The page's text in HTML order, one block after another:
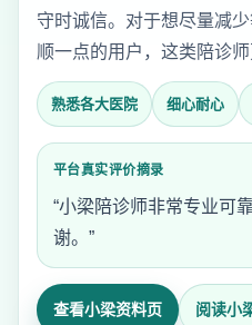
守时诚信。对于想尽量减
顺一点的用户，这类陪诊师
熟悉各大医院 细心耐心
平台真实评价摘录
“小梁陪诊师非常专业可
谢。”
查看小梁资料页 阅读小